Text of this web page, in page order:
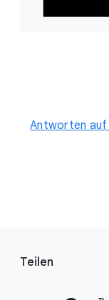
Antworten
Teilen